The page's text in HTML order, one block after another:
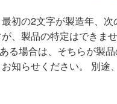
初の2文字が製造年、次
、製品の特定はできま
る場合は、そちらが製品
知らせください。 別途